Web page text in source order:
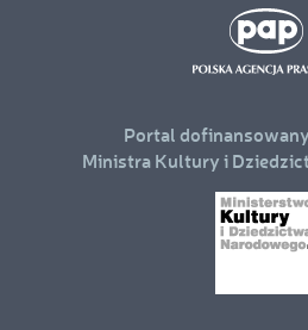
Portal
Ministra Kultury i